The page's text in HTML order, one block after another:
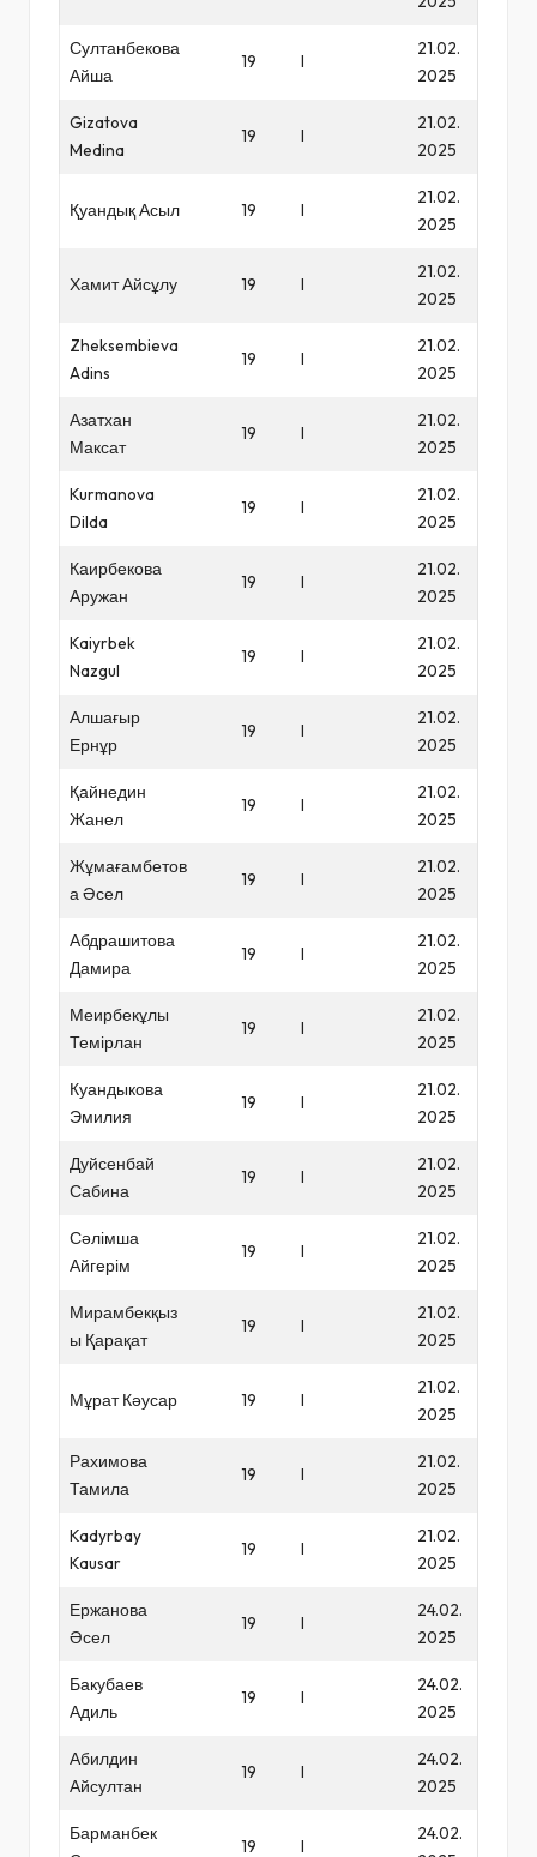
Султанбекова
Айша
19 I
21.02.
2025
Gizatova
Medina
19 I
21.02.
2025
Қуандық Асыл 19 I
21.02.
2025
Хамит Айсұлу 19 I
21.02.
2025
Zheksembieva
Adins
19 I
21.02.
2025
Азатхан
Максат
19 I
21.02.
2025
Kurmanova
Dilda
19 I
21.02.
2025
Каирбекова
Аружан
19 I
21.02.
2025
Kaiyrbek
Nazgul
19 I
21.02.
2025
Алшағыр
Ернұр
19 I
21.02.
2025
Қайнедин
Жанел
19 I
21.02.
2025
Жұмағамбетов
а Әсел
19 I
21.02.
2025
Абдрашитова
Дамира
19 I
21.02.
2025
Меирбекұлы
Темірлан
19 I
21.02.
2025
Куандыкова
Эмилия
19 I
21.02.
2025
Дуйсенбай
Сабина
19 I
21.02.
2025
Сәлімша
Айгерім
19 I
21.02.
2025
Мирамбекқыз
ы Қарақат
19 I
21.02.
2025
Мұрат Кәусар 19 I
21.02.
2025
Рахимова
Тамила
19 I
21.02.
2025
Kadyrbay
Kausar
19 I
21.02.
2025
Ержанова
Әсел
19 I
24.02.
2025
Бакубаев
Адиль
19 I
24.02.
2025
Абилдин
Айсултан
19 I
24.02.
2025
Барманбек
19 I
24.02.